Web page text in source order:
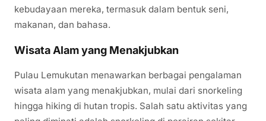
kebudayaan mereka, termasuk dalam bentuk seni,
makanan, dan bahasa.
Wisata Alam yang Menakjubkan
Pulau Lemukutan menawarkan berbagai pengalaman
wisata alam yang menakjubkan, mulai dari snorkeling
hingga hiking di hutan tropis. Salah satu aktivitas yang